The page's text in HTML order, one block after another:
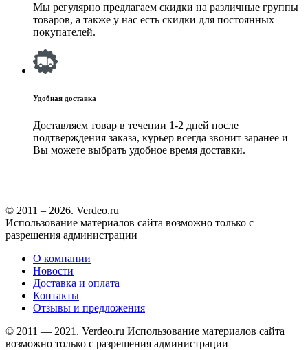
Мы регулярно предлагаем скидки на различные группы
товаров, а также у нас есть скидки для постоянных
покупателей.
Удобная доставка
Доставляем товар в течении 1-2 дней после
подтверждения заказа, курьер всегда звонит заранее и
Вы можете выбрать удобное время доставки.
© 2011 – 2026. Verdeo.ru
Использование материалов сайта возможно только с
разрешения администрации
О компании
Новости
Доставка и оплата
Контакты
Отзывы и предложения
© 2011 — 2021. Verdeo.ru Использование материалов сайта
возможно только с разрешения администрации